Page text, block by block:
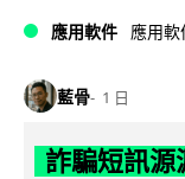
應用軟件 應用軟
藍骨 1 日
詐騙短訊源